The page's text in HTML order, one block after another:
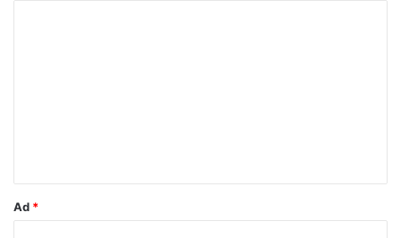
Ad *